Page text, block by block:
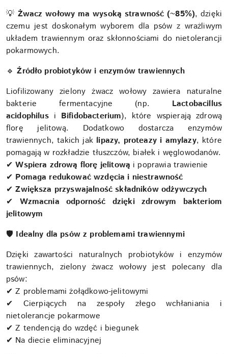
💡 Żwacz wołowy ma wysoką strawność (~85%), dzięki
czemu jest doskonałym wyborem dla psów z wrażliwym
układem trawiennym oraz skłonnościami do nietolerancji
pokarmowych.
🔹 Źródło probiotyków i enzymów trawiennych
Liofilizowany zielony żwacz wołowy zawiera naturalne
bakterie fermentacyjne (np.
Lactobacillus
acidophilus i Bifidobacterium), które wspierają zdrową
florę jelitową. Dodatkowo dostarcza enzymów
trawiennych, takich jak lipazy, proteazy i amylazy, które
pomagają w rozkładzie tłuszczów, białek i węglowodanów.
✔ Wspiera zdrową florę jelitową i poprawia trawienie
✔ Pomaga redukować wzdęcia i niestrawność
✔ Zwiększa przyswajalność składników odżywczych
✔
Wzmacnia odporność dzięki zdrowym bakteriom
jelitowym
🛡 Idealny dla psów z problemami trawiennymi
Dzięki zawartości naturalnych probiotyków i enzymów
trawiennych, zielony żwacz wołowy jest polecany dla
psów:
✔ Z problemami żołądkowo-jelitowymi
✔ Cierpiących na zespoły złego wchłaniania i
nietolerancje pokarmowe
✔ Z tendencją do wzdęć i biegunek
✔ Na diecie eliminacyjnej